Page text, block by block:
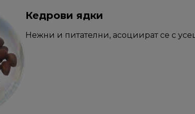
Кедрови ядки
Нежни и питателни, асоциират се с